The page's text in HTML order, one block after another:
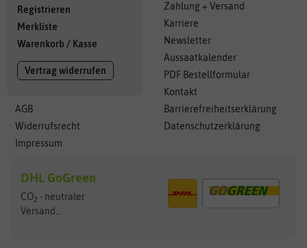
Registrieren
Merkliste
Warenkorb / Kasse
Vertrag widerrufen
AGB
Widerrufsrecht
Impressum
Zahlung + Versand
Karriere
Newsletter
Aussaatkalender
PDF Bestellformular
Kontakt
Barrierefreiheitserklärung
Datenschutzerklärung
DHL GoGreen
CO2 - neutraler
Versand...